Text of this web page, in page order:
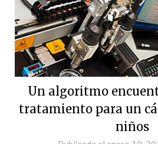
Un algoritmo
tratamiento para un
niños